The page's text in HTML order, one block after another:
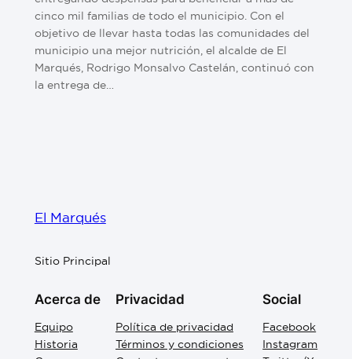
cinco mil familias de todo el municipio. Con el
objetivo de llevar hasta todas las comunidades del
municipio una mejor nutrición, el alcalde de El
Marqués, Rodrigo Monsalvo Castelán, continuó con
la entrega de…
El Marqués
Sitio Principal
Acerca de
Equipo
Historia
Privacidad
Política de privacidad
Términos y condiciones
Social
Facebook
Instagram